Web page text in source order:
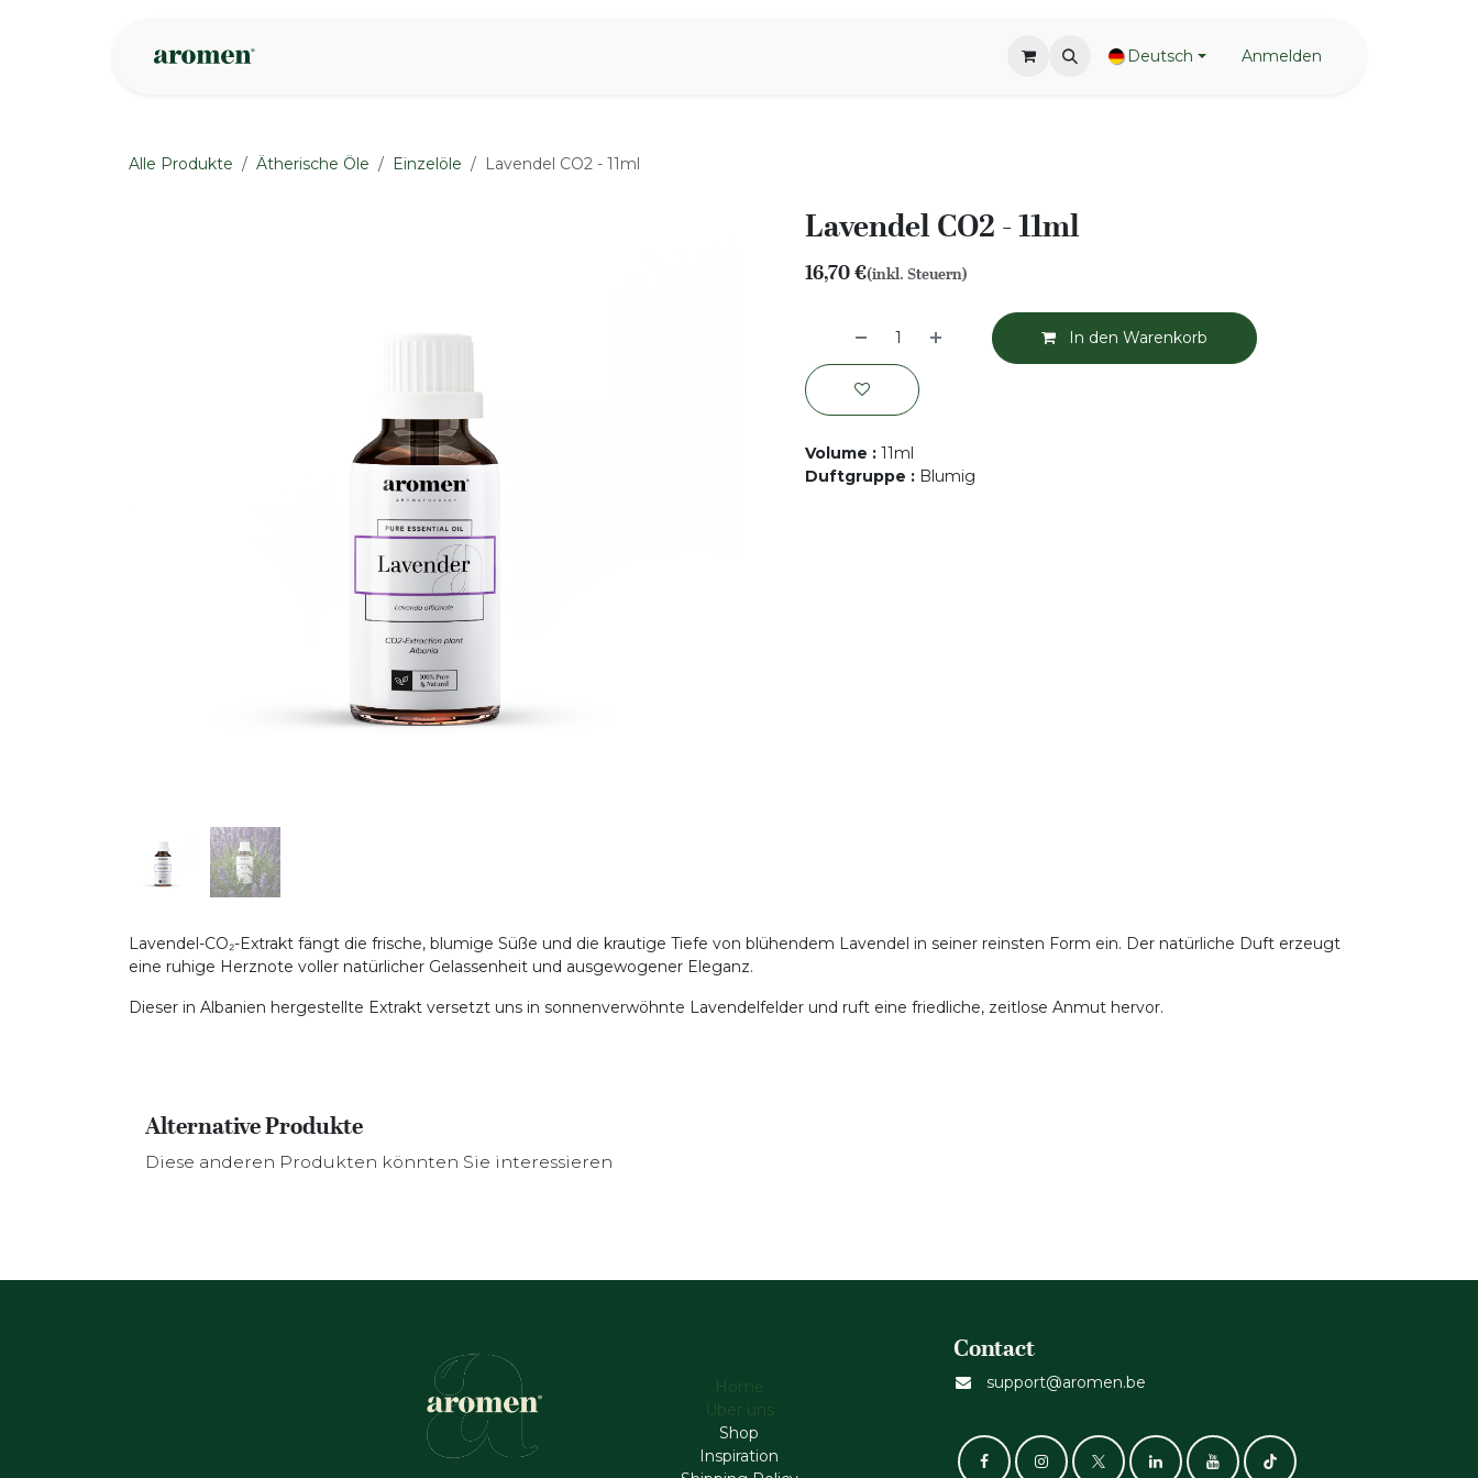
Deutsch Anmelden
Alle Produkte Ätherische Öle Einzelöle Lavendel CO2 - 11ml
Lavendel CO2 - 11ml
16,70€(inkl. Steuern)
In den Warenkorb
Volume : 11ml
Duftgruppe : Blumig
Lavendel-CO₂-Extrakt fängt die frische, blumige Süße und die krautige Tiefe von blühendem Lavendel in seiner reinsten Form ein. Der natürliche Duft erzeugt
eine ruhige Herznote voller natürlicher Gelassenheit und ausgewogener Eleganz.
Dieser in Albanien hergestellte Extrakt versetzt uns in sonnenverwöhnte Lavendelfelder und ruft eine friedliche, zeitlose Anmut hervor.
Alternative Produkte
Diese anderen Produkten könnten Sie interessieren
Home
Über uns
Shop
Inspiration
Contact
support@aromen.be